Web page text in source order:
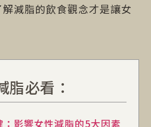
減脂的飲食觀念才是讓女
脂必看：
影響女性減脂的5大因素